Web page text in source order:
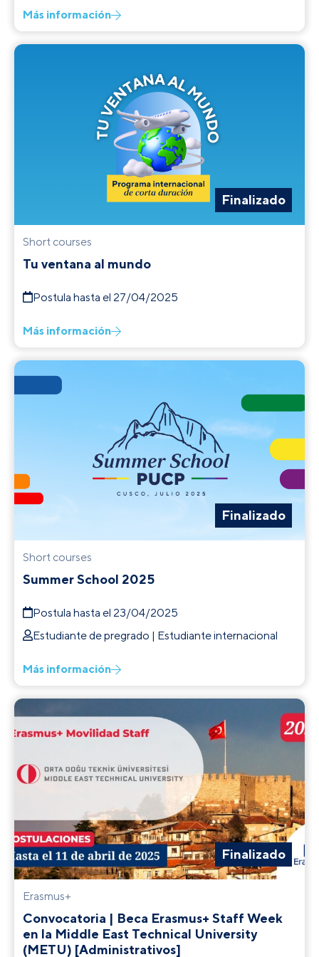
Más información
Finalizado
Short courses
Tu ventana al mundo
Postula hasta el 27/04/2025
Más información
Finalizado
Short courses
Summer School 2025
Postula hasta el 23/04/2025
Estudiante de pregrado | Estudiante internacional
Más información
Finalizado
Erasmus+
Convocatoria | Beca Erasmus+ Staff Week
en la Middle East Technical University
(METU) [Administrativos]